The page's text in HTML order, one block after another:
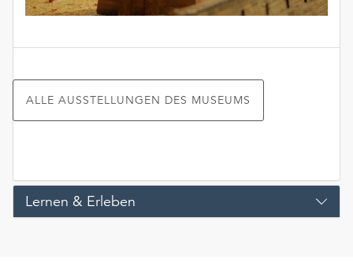
ALLE AUSSTELLUNGEN DES MUSEUMS
Lernen & Erleben